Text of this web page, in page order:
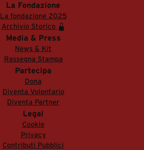
La Fondazione
La fondazione 2025
Archivio Storico
Media & Press
News & Kit
Rassegna Stampa
Partecipa
Dona
Diventa Volontario
Diventa Partner
Legal
Cookie
Privacy
Contributi Pubblici